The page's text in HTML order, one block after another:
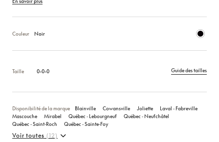
Couleur Noir
Taille 0-0-0 Guide des tailles
Disponibilité de la marque Blainville Cowansville Joliette
Laval ‑ Fabreville
Mascouche
Mirabel Québec ‑ Lebourgneuf
Québec ‑ Neufchâtel
Québec ‑ Saint‑Roch
Québec ‑ Sainte‑Foy
Voir toutes (12)